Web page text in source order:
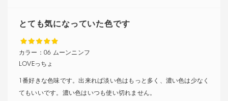
とても気になっていた色です
LOVEっちょ
カラー： 06 ムーンニンフ
1番好きな色味です。出来れば淡い色はもっと多く、濃い色は少なく
てもいいです。濃い色はいつも使い切れません。